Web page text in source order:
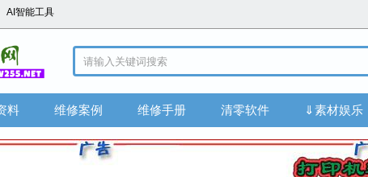
AI智能工具
料 维修案例 维修手册 清零软件 ⇓素材娱乐